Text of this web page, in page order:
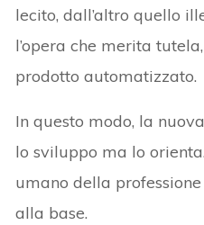
lecito, dall’altro quello
l’opera che merita
prodotto automatizzato.
In questo modo, la
lo sviluppo ma lo
umano della
alla base.